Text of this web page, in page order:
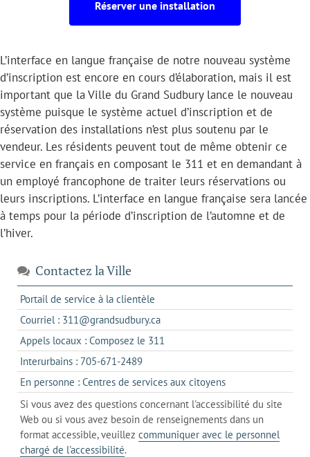
Réserver une installation
L’interface en langue française de notre nouveau système
d’inscription est encore en cours d’élaboration, mais il est
important que la Ville du Grand Sudbury lance le nouveau
système puisque le système actuel d’inscription et de
réservation des installations n’est plus soutenu par le
vendeur. Les résidents peuvent tout de même obtenir ce
service en français en composant le 311 et en demandant à
un employé francophone de traiter leurs réservations ou
leurs inscriptions. L’interface en langue française sera lancée
à temps pour la période d’inscription de l’automne et de
l’hiver.
Contactez la Ville
Portail de service à la clientèle
dans
un
nouvel
Courriel : 311@grandsudbury.cas'ouvre
dans
votre
de
messagerie
Appels locaux : Composez le 311
dans
un
client
de
votre
téléphone
Interurbains : 705-671-2489s'ouvre
dans
un
client
de
votre
En personne : Centres de services aux citoyenss'ouvre
dans
l'onglet
actuel
Si vous avez des questions concernant l'accessibilité du site
Web ou si vous avez besoin de renseignements dans un
format accessible, veuillez communiquer avec le personnel
chargé de l'accessibilité.